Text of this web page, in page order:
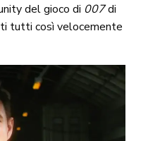
del gioco di 007di
tutti così velocemente